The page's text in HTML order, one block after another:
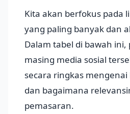
Kita akan berfokus pada
yang paling banyak dan
Dalam tabel di bawah
masing media sosial
secara ringkas
dan bagaimana
pemasaran.